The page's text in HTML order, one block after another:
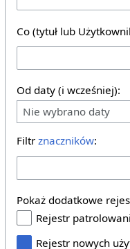
Co (tytuł lub
Od daty (i wcześniej):
Nie wybrano daty
Filtr znaczników:
Pokaż dodatkowe
Rejestr
Rejestr nowych